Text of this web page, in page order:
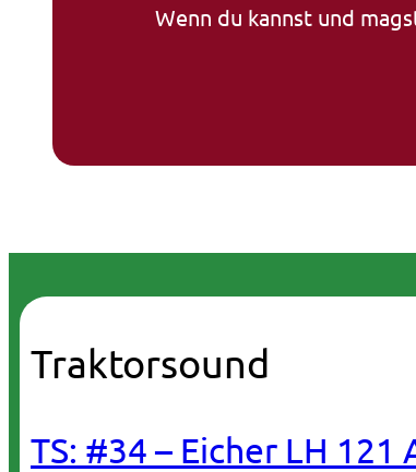
Wenn du kannst und
Traktorsound
TS: #34 – Eicher LH 121